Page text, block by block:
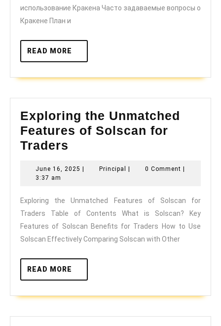
использование Кракена Часто задаваемые вопросы о
Кракене План и
READ MORE
MORE
Exploring the Unmatched
Features of Solscan for
Traders
Unmatched
of
Solscan
for
June 16, 2025 June
| Principal Principal
| 0 Comment |
3:37 am
Exploring the Unmatched Features of Solscan for
Traders Table of Contents What is Solscan? Key
Features of Solscan Benefits for Traders How to Use
Solscan Effectively Comparing Solscan with Other
READ MORE
MORE